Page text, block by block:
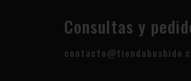
Consultas y